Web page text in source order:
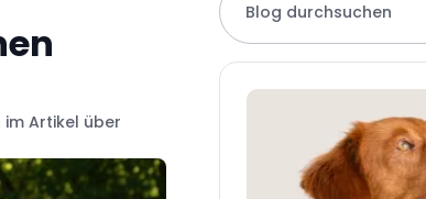
Artikel über
Blog durchsuchen